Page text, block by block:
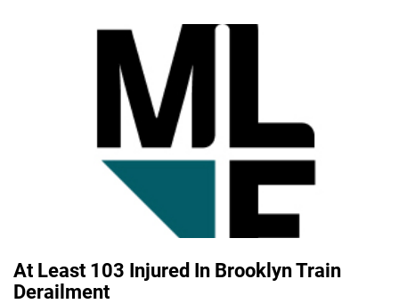
At Least 103 Injured In Brooklyn Train
Derailment